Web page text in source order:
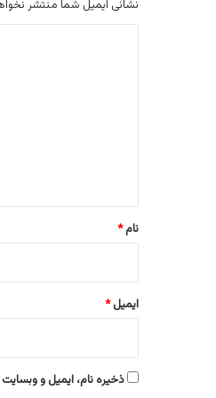
نشانی ایمیل شما منتشر
نام*
ایمیل*
ذخیره نام، ایمیل و